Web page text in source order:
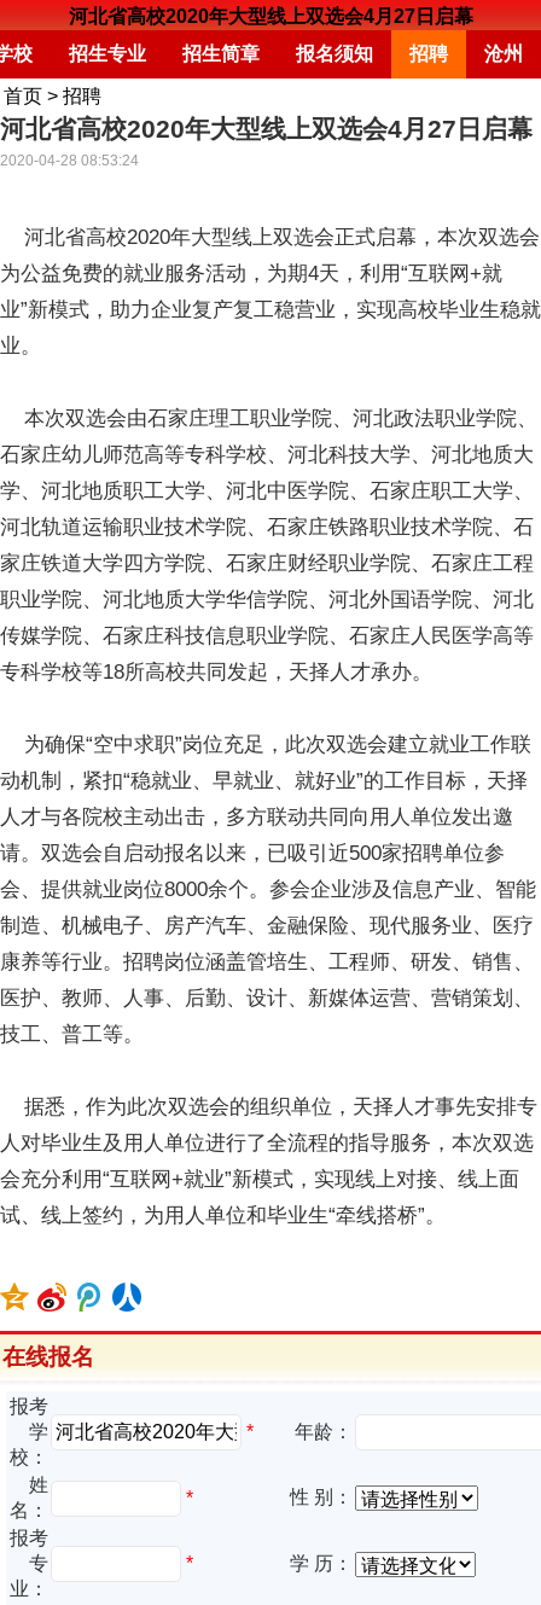
河北省高校2020年大型线上双选会4月27日启幕
校
招生专业 招生简章 报名须知 招聘 沧州
首页 > 招聘
河北省高校2020年大型线上双选会4月27日启幕
2020-04-28 08:53:24
河北省高校2020年大型线上双选会正式启幕，本次双选会
为公益免费的就业服务活动，为期4天，利用“互联网+就
业”新模式，助力企业复产复工稳营业，实现高校毕业生稳就
业。
本次双选会由石家庄理工职业学院、河北政法职业学院、
石家庄幼儿师范高等专科学校、河北科技大学、河北地质大
学、河北地质职工大学、河北中医学院、石家庄职工大学、
河北轨道运输职业技术学院、石家庄铁路职业技术学院、石
家庄铁道大学四方学院、石家庄财经职业学院、石家庄工程
职业学院、河北地质大学华信学院、河北外国语学院、河北
传媒学院、石家庄科技信息职业学院、石家庄人民医学高等
专科学校等18所高校共同发起，天择人才承办。
为确保“空中求职”岗位充足，此次双选会建立就业工作联
动机制，紧扣“稳就业、早就业、就好业”的工作目标，天择
人才与各院校主动出击，多方联动共同向用人单位发出邀
请。双选会自启动报名以来，已吸引近500家招聘单位参
会、提供就业岗位8000余个。参会企业涉及信息产业、智能
制造、机械电子、房产汽车、金融保险、现代服务业、医疗
康养等行业。招聘岗位涵盖管培生、工程师、研发、销售、
医护、教师、人事、后勤、设计、新媒体运营、营销策划、
技工、普工等。
据悉，作为此次双选会的组织单位，天择人才事先安排专
人对毕业生及用人单位进行了全流程的指导服务，本次双选
会充分利用“互联网+就业”新模式，实现线上对接、线上面
试、线上签约，为用人单位和毕业生“牵线搭桥”。
在线报名
报考
学
校：
* 年龄：
姓
名：
*
性 别：
报考
专
业：
* 学 历：